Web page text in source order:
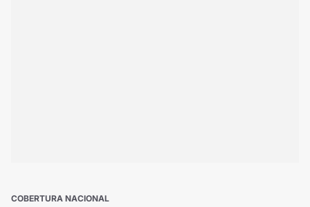
COBERTURA NACIONAL